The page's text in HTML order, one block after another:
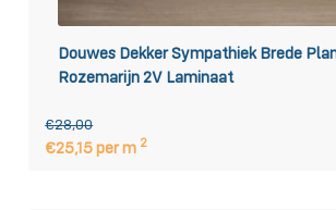
Douwes Dekker Sympathiek Brede
Rozemarijn 2V Laminaat
€28,00
€25,15 per m 2